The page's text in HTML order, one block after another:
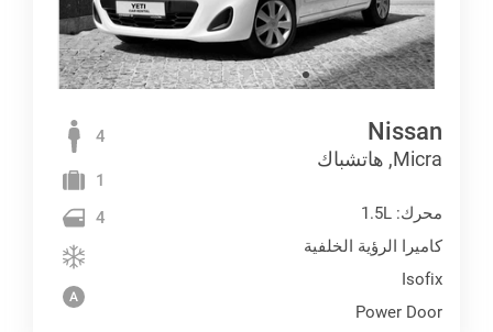
Nissan
Micra, هاتشباك
محرك: 1.5L
كاميرا الرؤية الخلفية
Isofix
Power Door
4
1
4